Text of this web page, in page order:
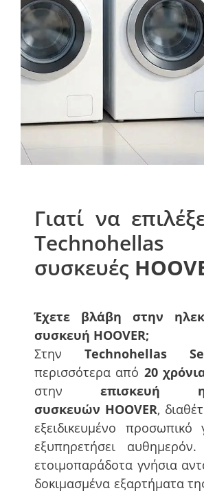
Γιατί να
συσκευές
Έχετε βλάβη στην
συσκευή HOOVER;
Στην Technohellas
περισσότερα από 20
στην επισκευή
συσκευών HOOVER,
εξειδικευμένο
εξυπηρετήσει
ετοιμοπαράδοτα γνήσια
δοκιμασμένα εξαρτήματα